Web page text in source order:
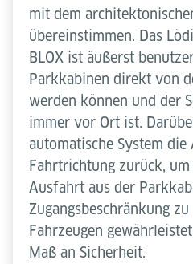
mit dem
übereinstimmen. Das
BLOX ist äußerst
Parkkabinen direkt von
werden können und der
immer vor Ort ist.
automatische System die
Fahrtrichtung zurück,
Ausfahrt aus der
Zugangsbeschränkung
Fahrzeugen
Maß an Sicherheit.